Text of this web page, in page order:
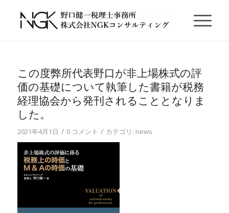
この度弊所代表野口が非上場株式の評
価の基礎について執筆した書籍が税務
経理協会から発刊されることとなりま
した。
2021年4月1日 / 0 コメント / カテゴリ: news